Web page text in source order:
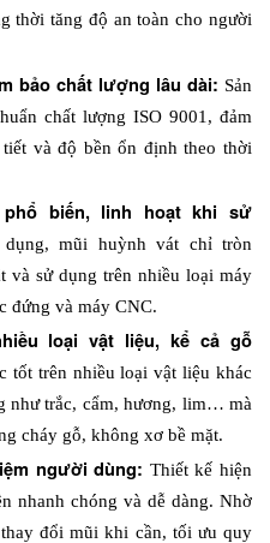
thời tăng độ an toàn cho người
bảo chất lượng lâu dài: Sản
chất lượng ISO 9001, đảm
và độ bền ổn định theo thời
biến, linh hoạt khi sử
mũi huỳnh vát chỉ tròn
và sử dụng trên nhiều loại máy
đứng và máy CNC.
loại vật liệu, kể cả gỗ
tốt trên nhiều loại vật liệu khác
như trắc, cẩm, hương, lim… mà
cháy gỗ, không xơ bề mặt.
người dùng: Thiết kế hiện
nhanh chóng và dễ dàng. Nhờ
đổi mũi khi cần, tối ưu quy